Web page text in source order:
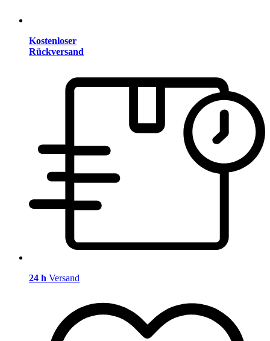
Kostenloser
Rückversand
24 h Versand